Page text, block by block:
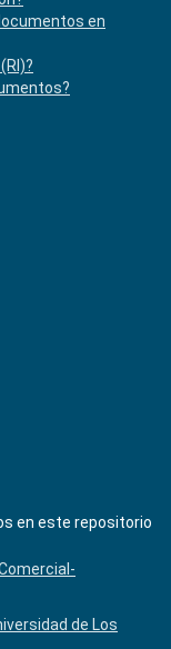
en
en este repositorio
de Los